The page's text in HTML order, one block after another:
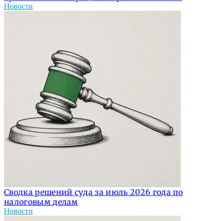
Новости
Сводка решений суда за июль 2026 года по
налоговым делам
Новости